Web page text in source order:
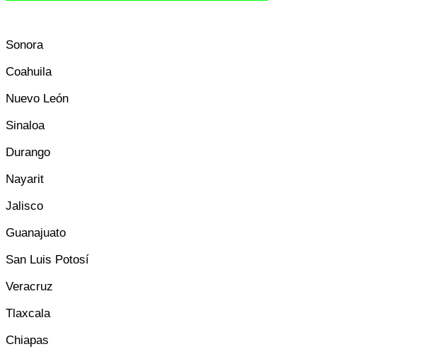
Sonora
Coahuila
Nuevo León
Sinaloa
Durango
Nayarit
Jalisco
Guanajuato
San Luis Potosí
Veracruz
Tlaxcala
Chiapas